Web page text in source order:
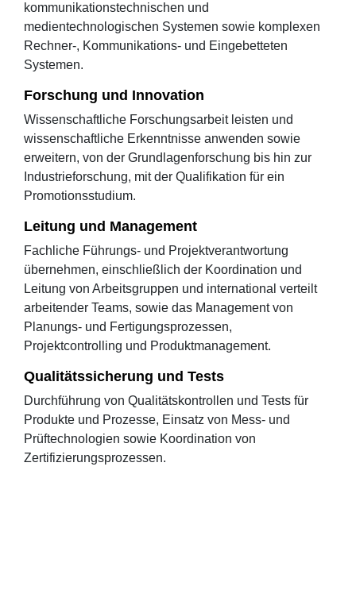
kommunikationstechnischen und
medientechnologischen Systemen sowie komplexen
Rechner-, Kommunikations- und Eingebetteten
Systemen.
Forschung und Innovation
Wissenschaftliche Forschungsarbeit leisten und
wissenschaftliche Erkenntnisse anwenden sowie
erweitern, von der Grundlagenforschung bis hin zur
Industrieforschung, mit der Qualifikation für ein
Promotionsstudium.
Leitung und Management
Fachliche Führungs- und Projektverantwortung
übernehmen, einschließlich der Koordination und
Leitung von Arbeitsgruppen und international verteilt
arbeitender Teams, sowie das Management von
Planungs- und Fertigungsprozessen,
Projektcontrolling und Produktmanagement.
Qualitätssicherung und Tests
Durchführung von Qualitätskontrollen und Tests für
Produkte und Prozesse, Einsatz von Mess- und
Prüftechnologien sowie Koordination von
Zertifizierungsprozessen.